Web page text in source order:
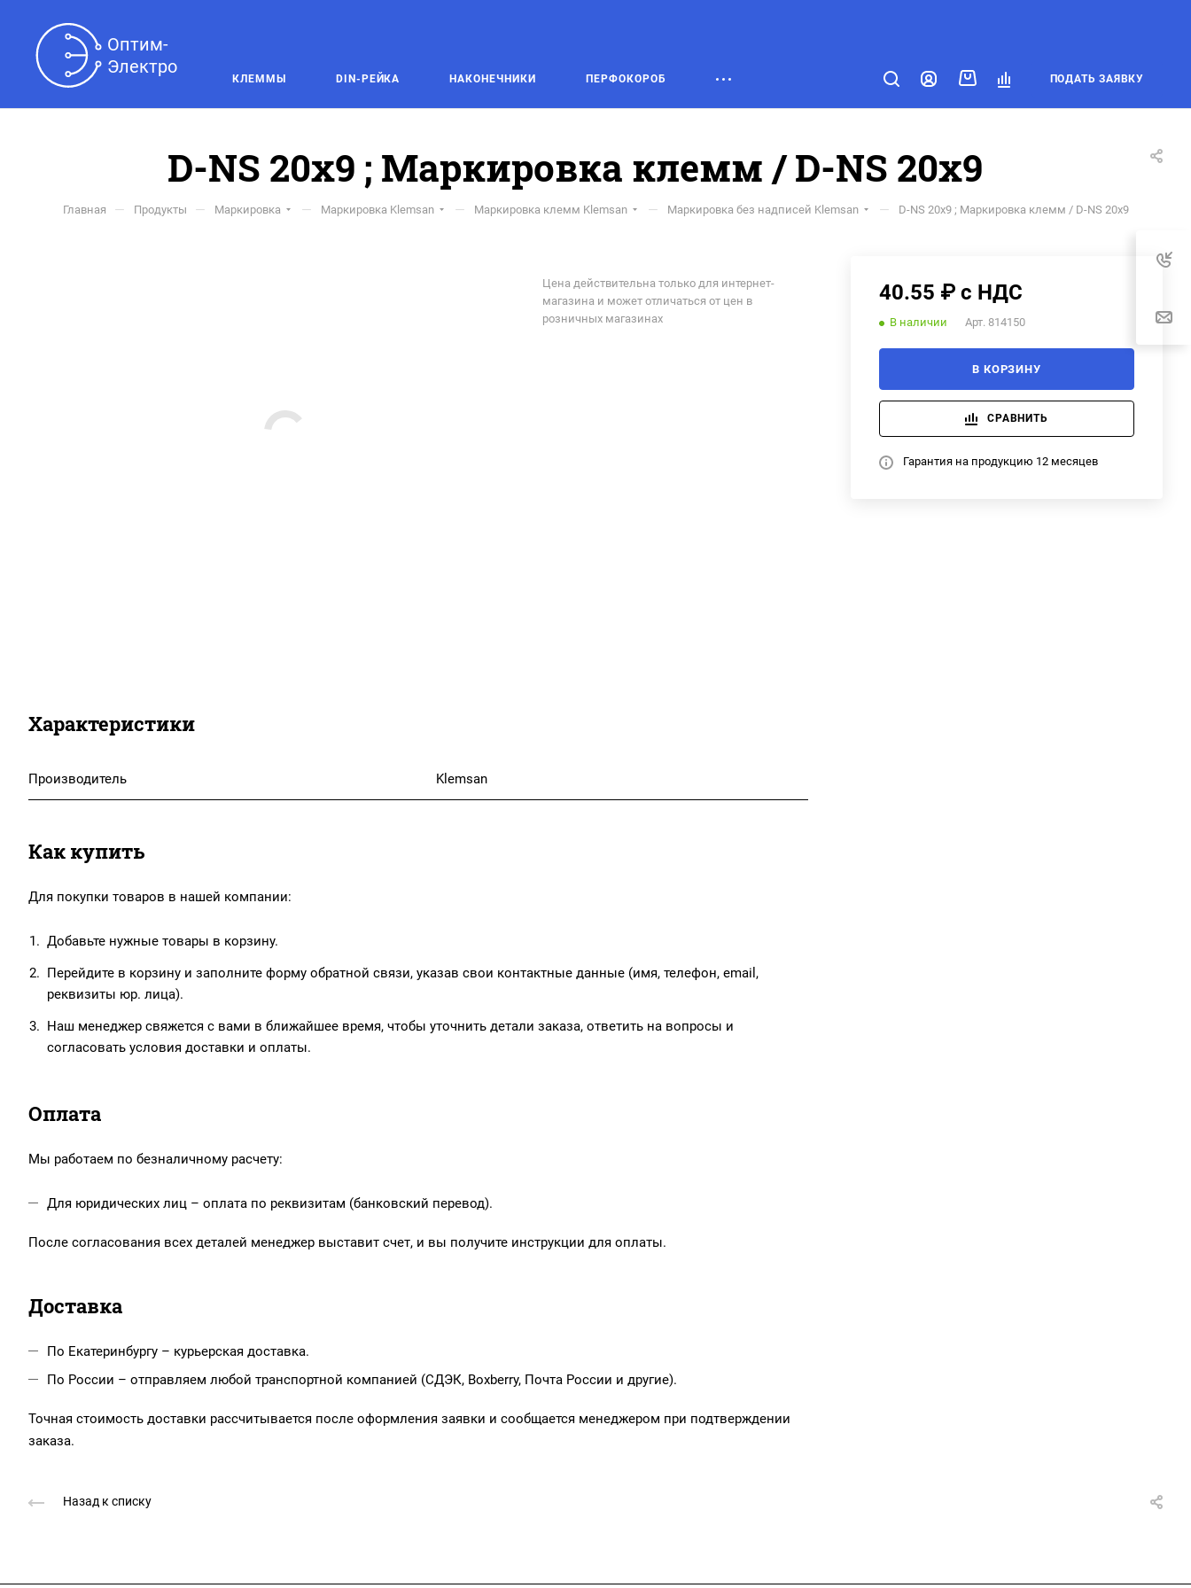
Оптим-
Электро
КЛЕММЫ DIN-РЕЙКА НАКОНЕЧНИКИ ПЕРФОКОРОБ ПОДАТЬ ЗАЯВКУ
D-NS 20x9 ; Маркировка клемм / D-NS 20x9
Главная — Продукты — Маркировка — Маркировка Klemsan — Маркировка клемм Klemsan — Маркировка без надписей Klemsan — D-NS 20x9 ; Маркировка клемм / D-NS 20x9
40.55 ₽ с НДС
В наличии Арт. 814150
В КОРЗИНУ
СРАВНИТЬ
Гарантия на продукцию 12 месяцев
Цена действительна только для интернет-
магазина и может отличаться от цен в
розничных магазинах
Характеристики
Производитель Klemsan
Как купить
Для покупки товаров в нашей компании:
Добавьте нужные товары в корзину.
Перейдите в корзину и заполните форму обратной связи, указав свои контактные данные (имя, телефон, email,
реквизиты юр. лица).
Наш менеджер свяжется с вами в ближайшее время, чтобы уточнить детали заказа, ответить на вопросы и
согласовать условия доставки и оплаты.
Оплата
Мы работаем по безналичному расчету:
Для юридических лиц – оплата по реквизитам (банковский перевод).
После согласования всех деталей менеджер выставит счет, и вы получите инструкции для оплаты.
Доставка
По Екатеринбургу – курьерская доставка.
По России – отправляем любой транспортной компанией (СДЭК, Boxberry, Почта России и другие).
Точная стоимость доставки рассчитывается после оформления заявки и сообщается менеджером при подтверждении
заказа.
Назад к списку